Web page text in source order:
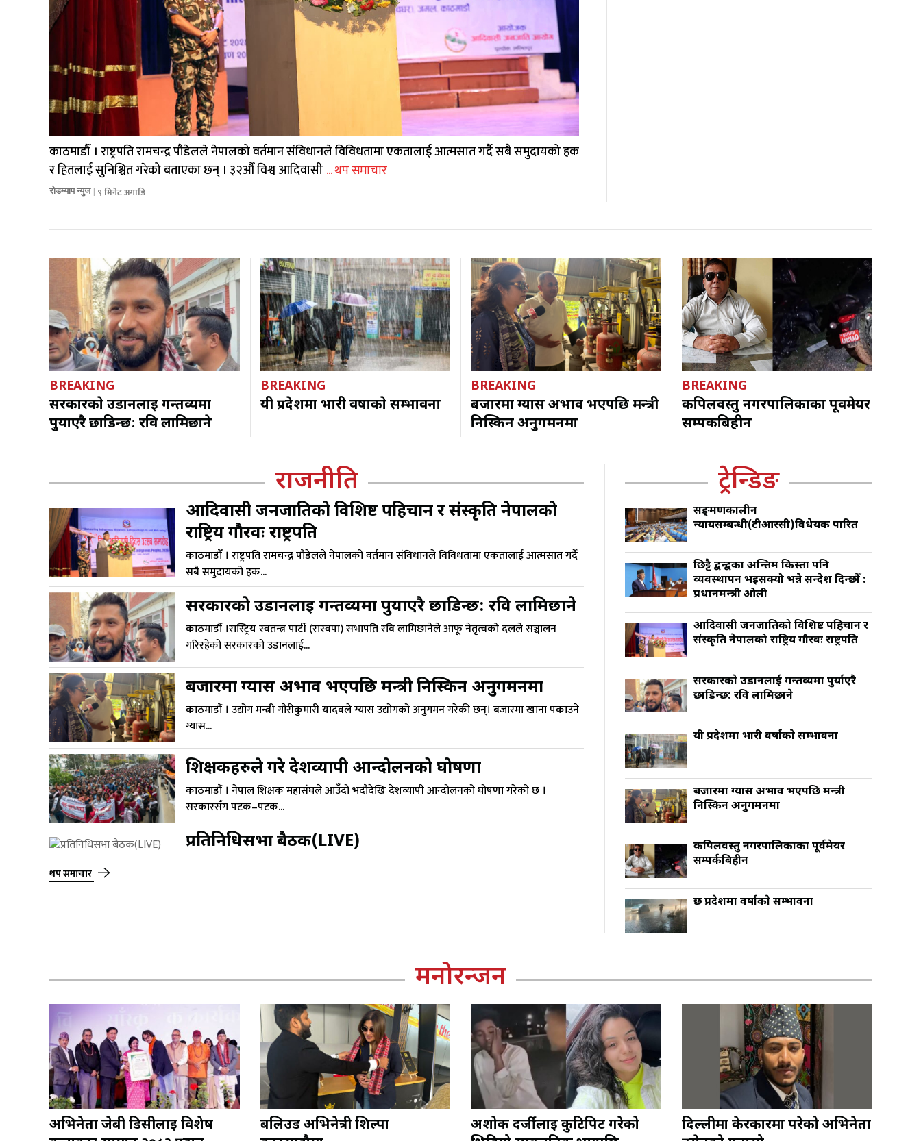
काठमाडौँ । राष्ट्रपति रामचन्द्र पौडेलले नेपालको वर्तमान संविधानले विविधतामा एकतालाई आत्मसात गर्दै सबै समुदायको हक
र हितलाई सुनिश्चित गरेको बताएका छन् । ३२औँ विश्व आदिवासी ... थप समाचार
रोडम्याप न्युज ९ मिनेट अगाडि
BREAKING
सरकारकाे उडानलाई गन्तव्यमा
पुर्याएरै छाडिन्छ: रवि लामिछाने
BREAKING
यी प्रदेशमा भारी वर्षाकाे सम्भावना
BREAKING
बजारमा ग्यास अभाव भएपछि मन्त्री
निस्किन अनुगमनमा
BREAKING
कपिलवस्तु नगरपालिकाका पूर्वमेयर
सम्पर्कबिहीन
राजनीति
आदिवासी जनजातिको विशिष्ट पहिचान र संस्कृति नेपालको
राष्ट्रिय गौरवः राष्ट्रपति
काठमाडौँ । राष्ट्रपति रामचन्द्र पौडेलले नेपालको वर्तमान संविधानले विविधतामा एकतालाई आत्मसात गर्दै
सबै समुदायको हक...
सरकारकाे उडानलाई गन्तव्यमा पुर्याएरै छाडिन्छ: रवि लामिछाने
काठमाडौं ।रास्ट्रिय स्वतन्त्र पार्टी (रास्वपा) सभापति रवि लामिछानेले आफू नेतृत्वको दलले सञ्चालन
गरिरहेको सरकारको उडानलाई...
बजारमा ग्यास अभाव भएपछि मन्त्री निस्किन अनुगमनमा
काठमाडौं । उद्योग मन्त्री गौरीकुमारी यादवले ग्यास उद्योगको अनुगमन गरेकी छन्। बजारमा खाना पकाउने
ग्यास...
शिक्षकहरुले गरे देशव्यापी आन्दोलनको घोषणा
काठमाडौं । नेपाल शिक्षक महासंघले आउँदो भदौदेखि देशव्यापी आन्दोलनको घोषणा गरेको छ ।
सरकारसँग पटक–पटक...
प्रतिनिधिसभा बैठक(LIVE)
थप समाचार
ट्रेन्डिङ
सङ्क्रमणकालीन
न्यायसम्बन्धी(टीआरसी)विधेयक पारित
छिट्टै द्वन्द्वका अन्तिम किस्ता पनि
व्यवस्थापन भइसक्यो भन्ने सन्देश दिन्छौँ :
प्रधानमन्त्री ओली
आदिवासी जनजातिको विशिष्ट पहिचान र
संस्कृति नेपालको राष्ट्रिय गौरवः राष्ट्रपति
सरकारकाे उडानलाई गन्तव्यमा पुर्याएरै
छाडिन्छ: रवि लामिछाने
यी प्रदेशमा भारी वर्षाकाे सम्भावना
बजारमा ग्यास अभाव भएपछि मन्त्री
निस्किन अनुगमनमा
कपिलवस्तु नगरपालिकाका पूर्वमेयर
सम्पर्कबिहीन
छ प्रदेशमा वर्षाकाे सम्भावना
मनोरन्जन
अभिनेता जेबी डिसीलाई विशेष
बलिउड अभिनेत्री शिल्पा
अशोक दर्जीलाई कुटिपिट गरेको
दिल्लीमा केरकारमा परेको अभिनेता